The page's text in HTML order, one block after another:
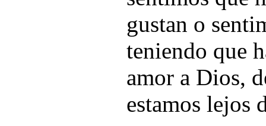
gustan o
teniendo que
amor a Dios,
estamos lejos